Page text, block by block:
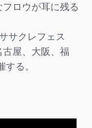
ロウが耳に残る
サクレフェス
屋、大阪、福
る。